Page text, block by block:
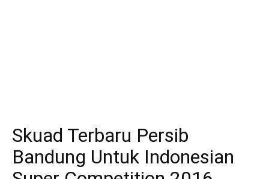
Skuad Terbaru Persib
Bandung Untuk Indonesian